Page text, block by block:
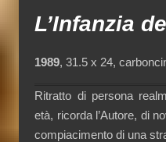
L’Infanzia
1989, 31.5 x 24,
Ritratto di persona
età, ricorda l’Autore, di
compiacimento di una